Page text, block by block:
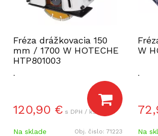
Fréza drážkovacia 150
mm / 1700 W HOTECHE
HTP801003
.
120,90 € s DPH / ks
Na sklade Obj. čislo: 71223
W
.
Na